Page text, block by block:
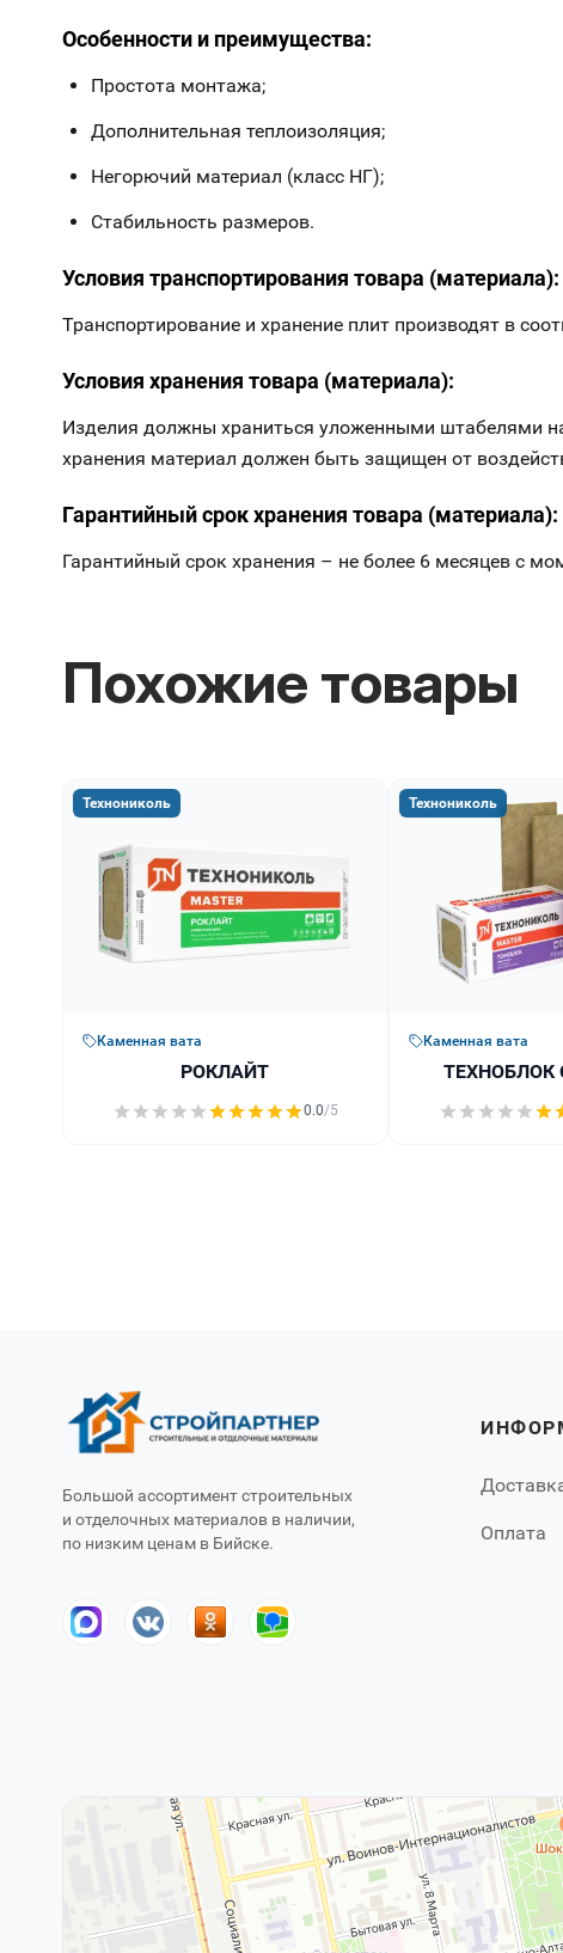
Особенности и преимущества:
Простота монтажа;
Дополнительная теплоизоляция;
Негорючий материал (класс НГ);
Стабильность размеров.
Условия транспортирования товара (материала):
Транспортирование и хранение плит производят в
Условия хранения товара (материала):
Изделия должны храниться уложенными штабелями
хранения материал должен быть защищен от
Гарантийный срок хранения товара (материала):
Гарантийный срок хранения – не более 6 месяцев с
Похожие товары
Технониколь
Каменная вата
РОКЛАЙТ
0.0/5
Технониколь
Каменная вата
ТЕХНОБЛОК
Большой ассортимент строительных
и отделочных материалов в наличии,
по низким ценам в Бийске.
Оплата